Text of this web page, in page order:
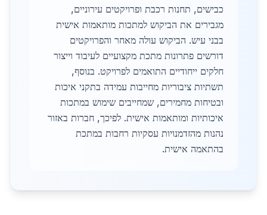
כבישים, תחנות רכבת ופרויקטים עירוניים,
מגבירים את הביקוש למתכות מותאמות אישית
בבני עיש. הביקוש עולה מאחר והפרויקטים
דורשים פתרונות מתכת מקצועיים לעיבוד וייצור
חלקים ייחודיים התואמים לפרויקט. בנוסף,
תשתיות ציבוריות מחייבות עמידה בתקני איכות
ובטיחות מחמירים, שמחייבים שימוש במתכות
איכותיות ומותאמות אישית. לפיכך, חברות באזור
נהנות מהזדמנויות עסקיות רחבות במתכת
בהתאמה אישית.